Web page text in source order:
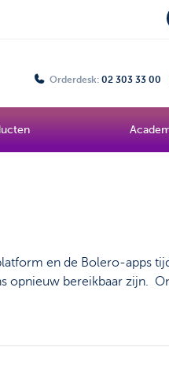
Orderdesk: 02 303 33 00
en de Bolero-apps
opnieuw bereikbaar zijn.